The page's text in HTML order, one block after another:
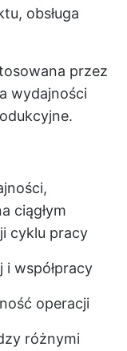
obsługa
przez
wydajności
ciągłym
cyklu pracy
i współpracy
operacji
różnymi